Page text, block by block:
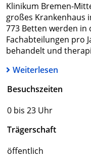
Klinikum Bremen-
großes Krankenhaus
773 Betten werden in
Fachabteilungen pro
behandelt und
Weiterlesen
Besuchszeiten
0 bis 23 Uhr
Trägerschaft
öffentlich